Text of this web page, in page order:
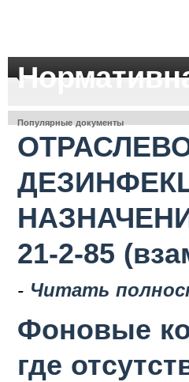
Популярные документы
21-2-85
- Читать
Фоновые
где